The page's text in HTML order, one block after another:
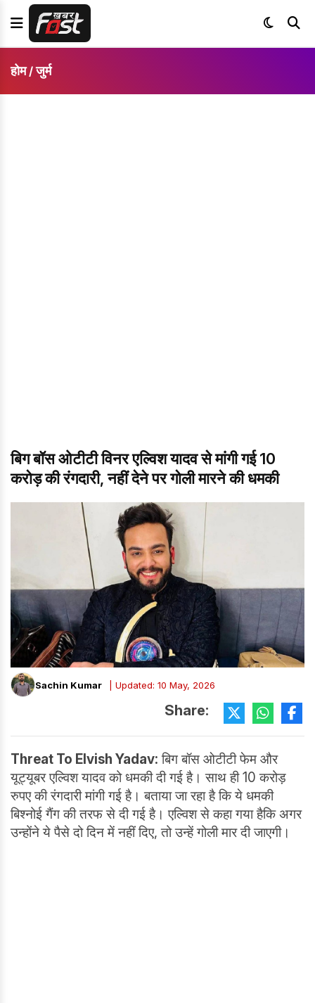
होम/ जुर्म
बिग बॉस ओटीटी विनर एल्विश यादव से मांगी गई 10
करोड़ की रंगदारी, नहीं देने पर गोली मारने की धमकी
Sachin Kumar | Updated: 10 May, 2026
Share:
Threat To Elvish Yadav: बिग बॉस ओटीटी फेम और
यूट्यूबर एल्विश यादव को धमकी दी गई है। साथ ही 10 करोड़
रुपए की रंगदारी मांगी गई है। बताया जा रहा है कि ये धमकी
बिश्नोई गैंग की तरफ से दी गई है। एल्विश से कहा गया हैकि अगर
उन्होंने ये पैसे दो दिन में नहीं दिए, तो उन्हें गोली मार दी जाएगी।